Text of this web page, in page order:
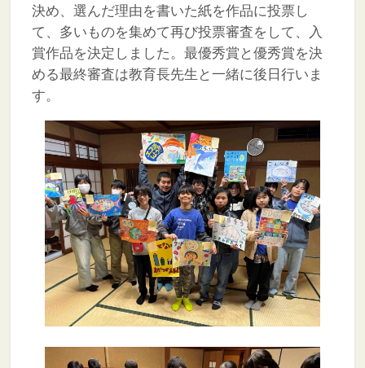
決め、選んだ理由を書いた紙を作品に投票し
て、多いものを集めて再び投票審査をして、入
賞作品を決定しました。最優秀賞と優秀賞を決
める最終審査は教育長先生と一緒に後日行いま
す。